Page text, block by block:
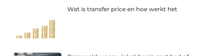
Wat is transfer price en hoe werkt het